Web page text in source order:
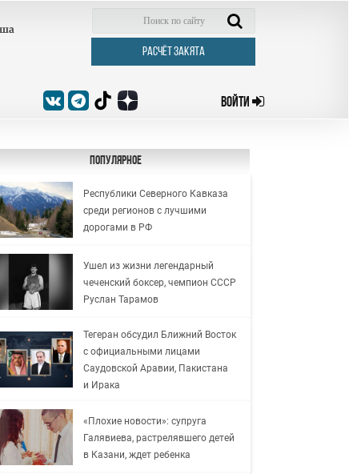
РАСЧЁТ ЗАКЯТА
ВОЙТИ
Популярное
Республики Северного Кавказа
среди регионов с лучшими
дорогами в РФ
Ушел из жизни легендарный
чеченский боксер, чемпион СССР
Руслан Тарамов
Тегеран обсудил Ближний Восток
с официальными лицами
Саудовской Аравии, Пакистана
и Ирака
«Плохие новости»: супруга
Галявиева, растрелявшего детей
в Казани, ждет ребенка